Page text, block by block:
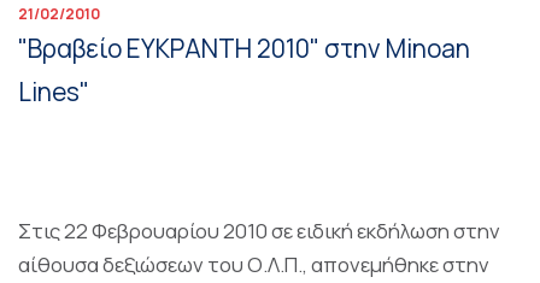
21/02/2010
"Βραβείο ΕΥΚΡΑΝΤΗ 2010" στην Minoan
Lines"
Στις 22 Φεβρουαρίου 2010 σε ειδική εκδήλωση στην
αίθουσα δεξιώσεων του Ο.Λ.Π., απονεμήθηκε στην